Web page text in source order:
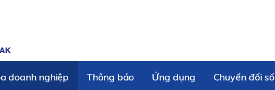
doanh nghiệp Thông báo Ứng dụng Chuyển đổi số